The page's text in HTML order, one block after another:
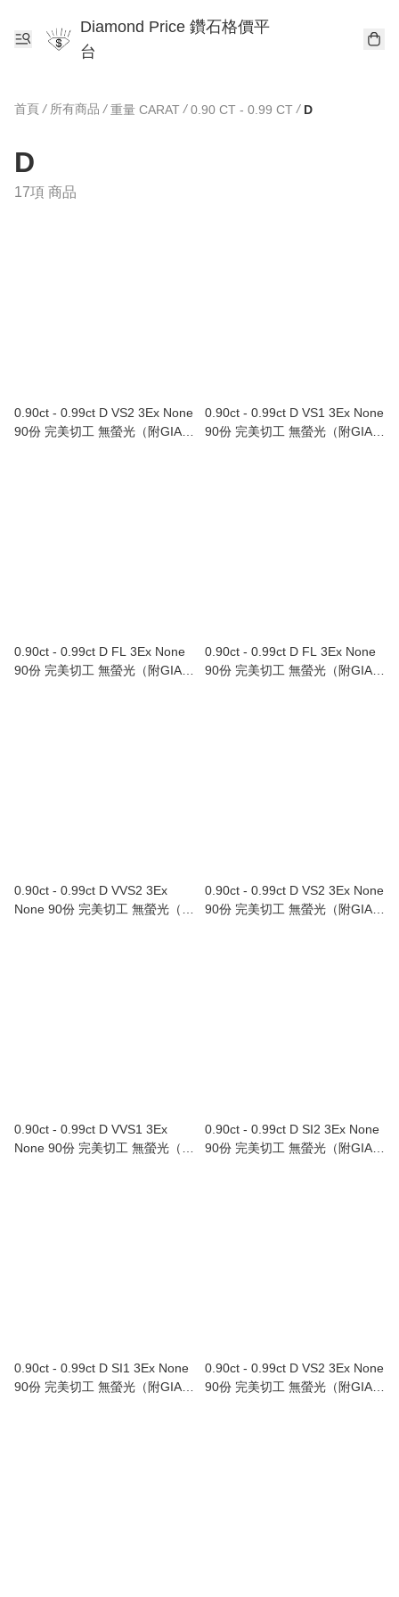
Diamond Price 鑽石格價平
台
首頁 / 所有商品 / 重量 CARAT / 0.90 CT - 0.99 CT / D
D
17項 商品
0.90ct - 0.99ct D VS2 3Ex None
90份 完美切工 無螢光（附GIA證
0.90ct - 0.99ct D VS1 3Ex None
90份 完美切工 無螢光（附GIA證
0.90ct - 0.99ct D FL 3Ex None
90份 完美切工 無螢光（附GIA證
0.90ct - 0.99ct D FL 3Ex None
90份 完美切工 無螢光（附GIA證
0.90ct - 0.99ct D VVS2 3Ex
None 90份 完美切工 無螢光（附
0.90ct - 0.99ct D VS2 3Ex None
90份 完美切工 無螢光（附GIA證
0.90ct - 0.99ct D VVS1 3Ex
None 90份 完美切工 無螢光（附
0.90ct - 0.99ct D SI2 3Ex None
90份 完美切工 無螢光（附GIA證
0.90ct - 0.99ct D SI1 3Ex None
90份 完美切工 無螢光（附GIA證
0.90ct - 0.99ct D VS2 3Ex None
90份 完美切工 無螢光（附GIA證